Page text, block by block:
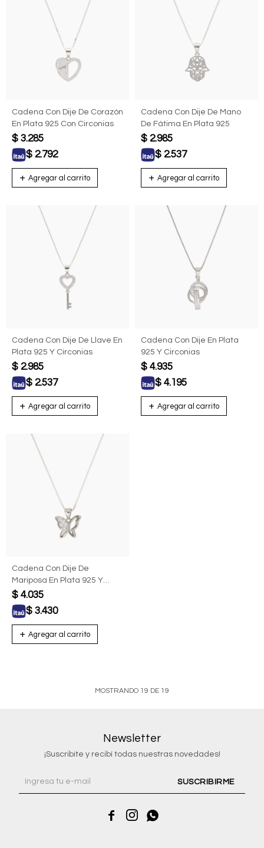
Cadena Con Dije De Corazón
En Plata 925 Con Circonias
$ 3.285
$ 2.792
Cadena Con Dije De Mano
De Fátima En Plata 925
$ 2.985
$ 2.537
Cadena Con Dije De Llave En
Plata 925 Y Circonias
$ 2.985
$ 2.537
Cadena Con Dije En Plata
925 Y Circonias
$ 4.935
$ 4.195
Cadena Con Dije De
Mariposa En Plata 925 Y
Circonias
$ 4.035
$ 3.430
MOSTRANDO 19 DE 19
Newsletter
¡Suscribite y recibí todas nuestras novedades!
SUSCRIBIRME
  